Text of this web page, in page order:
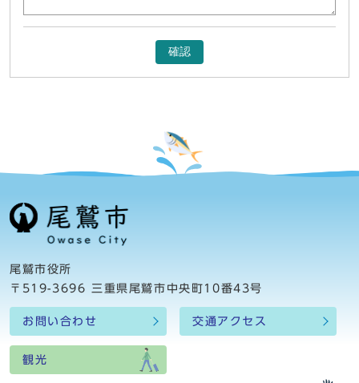
確認
尾鷲市役所
〒519-3696 三重県尾鷲市中央町10番43号
お問い合わせ 交通アクセス
観光